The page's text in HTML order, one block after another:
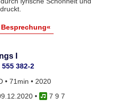
Besprechung«
I
382-2
• 71min • 2020
•
7 9 7